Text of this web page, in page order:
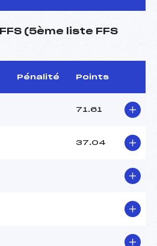
(5ème liste FFS
Pénalité Points
71.61
37.04